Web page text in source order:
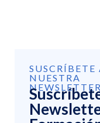
SUSCRÍBETE
NUESTRA
NEWSLETTER